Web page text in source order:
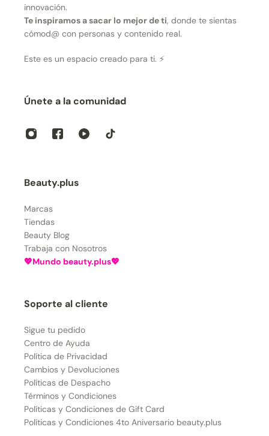
innovación.
Te inspiramos a sacar lo mejor de ti, donde te sientas
cómod@ con personas y contenido real.
Este es un espacio creado para ti. ⚡
Únete a la comunidad
Beauty.plus
Marcas
Tiendas
Beauty Blog
Trabaja con Nosotros
💖Mundo beauty.plus💖
Soporte al cliente
Sigue tu pedido
Centro de Ayuda
Política de Privacidad
Cambios y Devoluciones
Políticas de Despacho
Términos y Condiciones
Políticas y Condiciones de Gift Card
Políticas y Condiciones 4to Aniversario beauty.plus